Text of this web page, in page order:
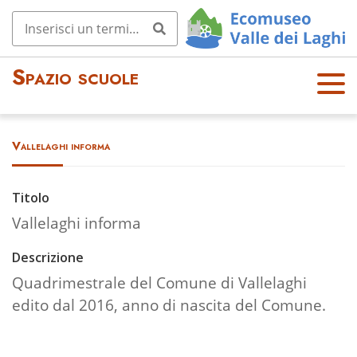
Spazio scuole
OPE
N
Vallelaghi informa
Titolo
Vallelaghi informa
Descrizione
Quadrimestrale del Comune di Vallelaghi
edito dal 2016, anno di nascita del Comune.